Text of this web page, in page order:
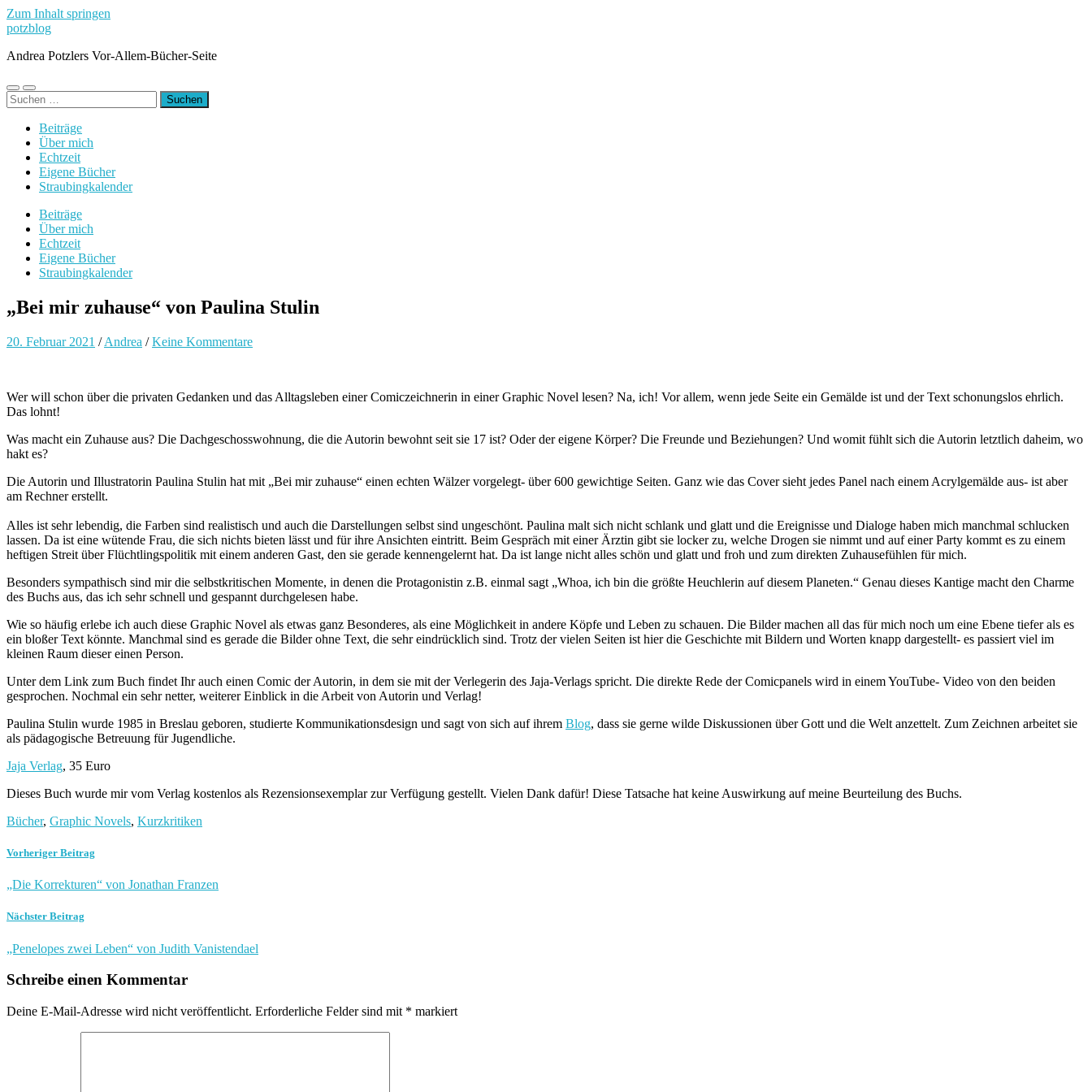
Zum Inhalt springen
potzblog
Andrea Potzlers Vor-Allem-Bücher-Seite
Mobile-
Menü
Suchfeld
ein-/ausblenden
Suchen
nach:
Beiträge
Über mich
Echtzeit
Eigene Bücher
Straubingkalender
Beiträge
Über mich
Echtzeit
Eigene Bücher
Straubingkalender
„Bei mir zuhause“ von Paulina Stulin
20. Februar 2021 /Andrea /Keine Kommentare
Wer will schon über die privaten Gedanken und das Alltagsleben einer Comiczeichnerin in einer Graphic Novel lesen? Na, ich! Vor allem, wenn jede Seite ein Gemälde ist und der Text schonungslos ehrlich.
Das lohnt!
Was macht ein Zuhause aus? Die Dachgeschosswohnung, die die Autorin bewohnt seit sie 17 ist? Oder der eigene Körper? Die Freunde und Beziehungen? Und womit fühlt sich die Autorin letztlich daheim, wo
hakt es?
Die Autorin und Illustratorin Paulina Stulin hat mit „Bei mir zuhause“ einen echten Wälzer vorgelegt- über 600 gewichtige Seiten. Ganz wie das Cover sieht jedes Panel nach einem Acrylgemälde aus- ist aber
am Rechner erstellt.
Alles ist sehr lebendig, die Farben sind realistisch und auch die Darstellungen selbst sind ungeschönt. Paulina malt sich nicht schlank und glatt und die Ereignisse und Dialoge haben mich manchmal schlucken
lassen. Da ist eine wütende Frau, die sich nichts bieten lässt und für ihre Ansichten eintritt. Beim Gespräch mit einer Ärztin gibt sie locker zu, welche Drogen sie nimmt und auf einer Party kommt es zu einem
heftigen Streit über Flüchtlingspolitik mit einem anderen Gast, den sie gerade kennengelernt hat. Da ist lange nicht alles schön und glatt und froh und zum direkten Zuhausefühlen für mich.
Besonders sympathisch sind mir die selbstkritischen Momente, in denen die Protagonistin z.B. einmal sagt „Whoa, ich bin die größte Heuchlerin auf diesem Planeten.“ Genau dieses Kantige macht den Charme
des Buchs aus, das ich sehr schnell und gespannt durchgelesen habe.
Wie so häufig erlebe ich auch diese Graphic Novel als etwas ganz Besonderes, als eine Möglichkeit in andere Köpfe und Leben zu schauen. Die Bilder machen all das für mich noch um eine Ebene tiefer als es
ein bloßer Text könnte. Manchmal sind es gerade die Bilder ohne Text, die sehr eindrücklich sind. Trotz der vielen Seiten ist hier die Geschichte mit Bildern und Worten knapp dargestellt- es passiert viel im
kleinen Raum dieser einen Person.
Unter dem Link zum Buch findet Ihr auch einen Comic der Autorin, in dem sie mit der Verlegerin des Jaja-Verlags spricht. Die direkte Rede der Comicpanels wird in einem YouTube- Video von den beiden
gesprochen. Nochmal ein sehr netter, weiterer Einblick in die Arbeit von Autorin und Verlag!
Paulina Stulin wurde 1985 in Breslau geboren, studierte Kommunikationsdesign und sagt von sich auf ihrem Blog, dass sie gerne wilde Diskussionen über Gott und die Welt anzettelt. Zum Zeichnen arbeitet sie
als pädagogische Betreuung für Jugendliche.
Jaja Verlag, 35 Euro
Dieses Buch wurde mir vom Verlag kostenlos als Rezensionsexemplar zur Verfügung gestellt. Vielen Dank dafür! Diese Tatsache hat keine Auswirkung auf meine Beurteilung des Buchs.
Bücher, Graphic Novels, Kurzkritiken
Vorheriger Beitrag
„Die Korrekturen“ von Jonathan Franzen
Nächster Beitrag
„Penelopes zwei Leben“ von Judith Vanistendael
Schreibe einen Kommentar
Deine E-Mail-Adresse wird nicht veröffentlicht. Erforderliche Felder sind mit * markiert